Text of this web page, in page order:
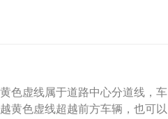
色虚线属于道路中心分道线，车
黄色虚线超越前方车辆，也可以